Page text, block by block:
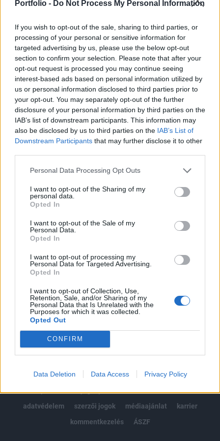
Portfolio - Do Not Process My Personal Information
If you wish to opt-out of the sale, sharing to third parties, or
processing of your personal or sensitive information for
targeted advertising by us, please use the below opt-out
section to confirm your selection. Please note that after your
opt-out request is processed you may continue seeing
interest-based ads based on personal information utilized by
us or personal information disclosed to third parties prior to
your opt-out. You may separately opt-out of the further
disclosure of your personal information by third parties on the
IAB’s list of downstream participants. This information may
also be disclosed by us to third parties on the IAB’s List of
Downstream Participants that may further disclose it to other
Personal Data Processing Opt Outs
I want to opt-out of the Sharing of my
personal data.
Opted In
I want to opt-out of the Sale of my
Personal Data.
Opted In
I want to opt-out of processing my
Personal Data for Targeted Advertising.
Opted In
I want to opt-out of Collection, Use,
Retention, Sale, and/or Sharing of my
Personal Data that Is Unrelated with the
Purposes for which it was collected.
Opted Out
CONFIRM
Data Deletion Data Access Privacy Policy
orra előtt, és az nem más mint a fejlett piacokra
történő tőzsdei befektetés.
Mi a titok kulcsa és mi a megoldás? A videóból megtudod
a részleteket. Részvények és index követő ETF-ek a
Portfolio Online Tőzsdén. A jelen írás nem minősül
befektetési tanácsadásnak vagy befektetési ajánlásnak.
Részletes jogi információ
KEDVES OLVASÓNK!
A keresett cikk a portfolio.hu hírarchívumához
tartozik, melynek olvasása előfizetéses
Az előfizetés a következőket tartalmazza:
Kötéslisták: BÉT elmúlt 2 év napon belüli
kötéslistái
Előfizetés
MÁR ELŐFIZETŐNK VAGY?BEJELENTKEZÉS
© 2026 Portfolio
adatvédelem
szerzői jogok médiaajánlat
karrier
kommentkezelés
ÁSZF